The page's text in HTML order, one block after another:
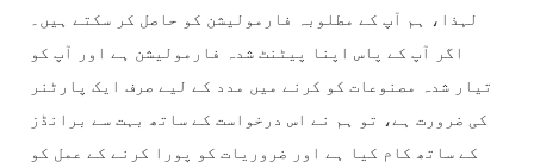
لہذا، ہم آپ کے مطلوبہ فارمولیشن کو حاصل کر سکتے ہیں۔
اگر آپ کے پاس اپنا پیٹنٹ شدہ فارمولیشن ہے اور آپ کو
تیار شدہ مصنوعات کو کرنے میں مدد کے لیے صرف ایک پارٹنر
کی ضرورت ہے، تو ہم نے اس درخواست کے ساتھ بہت سے برانڈز
کے ساتھ کام کیا ہے اور ضروریات کو پورا کرنے کے عمل کو